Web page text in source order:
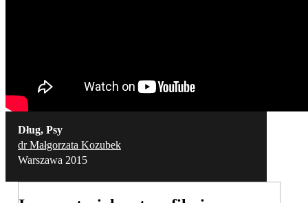
Dług, Psy
dr Małgorzata Kozubek
Warszawa 2015